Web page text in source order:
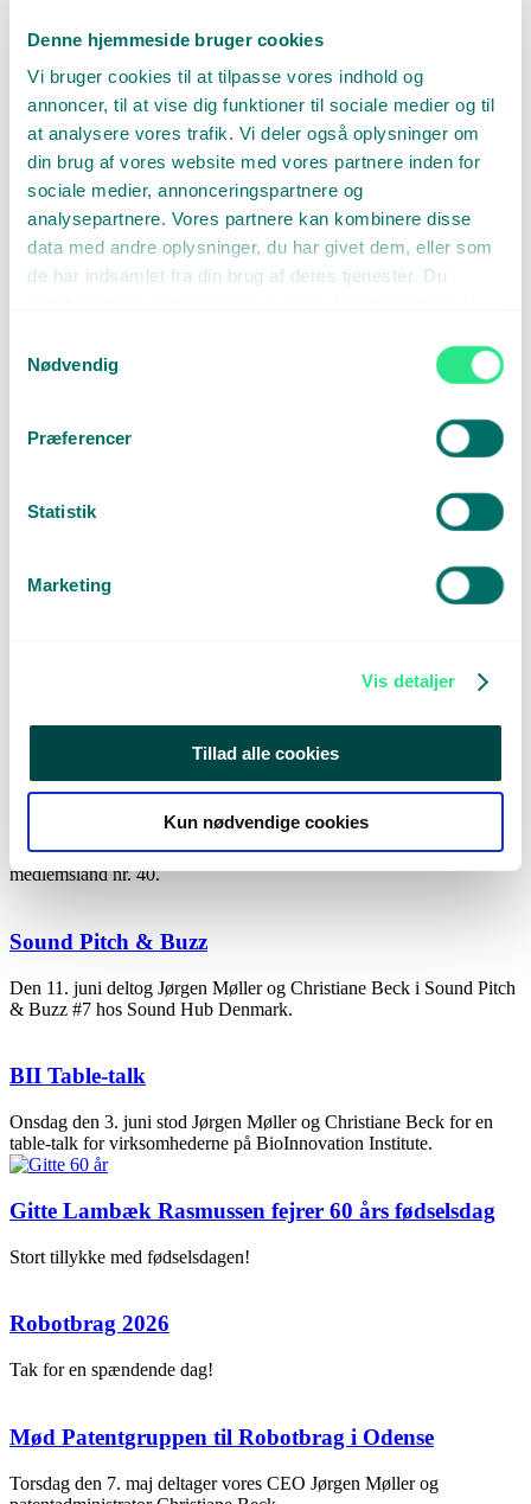
Denne hjemmeside bruger cookies
Vi bruger cookies til at tilpasse vores indhold og
annoncer, til at vise dig funktioner til sociale medier og til
at analysere vores trafik. Vi deler også oplysninger om
din brug af vores website med vores partnere inden for
sociale medier, annonceringspartnere og
analysepartnere. Vores partnere kan kombinere disse
data med andre oplysninger, du har givet dem, eller som
de har indsamlet fra din brug af deres tjenester. Du
Nødvendig
Præferencer
Statistik
Marketing
Vis detaljer
Tillad alle cookies
Kun nødvendige cookies
også værdsatte kolleger.
Deres faglige udvikling har fulgt med tiden: Mette Skovmann har
opnået QIPA-certificeringen (Qualified Intellectual Property
Administrator), og Mette Gammelby har både QIPA og EPAC-
certificeringen (European Patent Administration Certification) –
begge anerkendte beviser på høj faglighed inden for
patentadministration.
Vi er stolte af at have jer begge med på rejsen og ser frem til mange
flere gode år sammen.
Kæmpe tillykke med jubilæerne, Mette og Mette!
Flere nyheder
Bliv klogere på, hvordan du bedst muligt kan forberede dig til denne
ansøgningsrunde.
Moldova er nu en del af det europæiske
Den 1. juni 2026 blev Moldova officielt medlem af EPO som
medlemsland nr. 40.
Sound Pitch & Buzz
Den 11. juni deltog Jørgen Møller og Christiane Beck i Sound Pitch
& Buzz #7 hos Sound Hub Denmark.
BII Table-talk
Onsdag den 3. juni stod Jørgen Møller og Christiane Beck for en
table-talk for virksomhederne på BioInnovation Institute.
Gitte Lambæk Rasmussen fejrer 60 års fødselsdag
Stort tillykke med fødselsdagen!
Robotbrag 2026
Tak for en spændende dag!
Mød Patentgruppen til Robotbrag i Odense
Torsdag den 7. maj deltager vores CEO Jørgen Møller og